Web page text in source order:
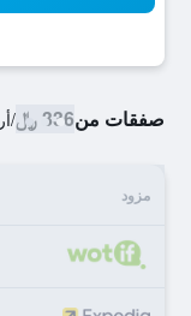
صفقات من336 ﷼ /
مزود